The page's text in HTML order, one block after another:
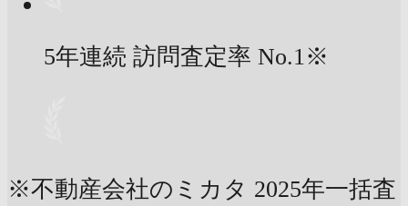
5年連続 訪問査定率 No.1※
※不動産会社のミカタ 2025年一括査